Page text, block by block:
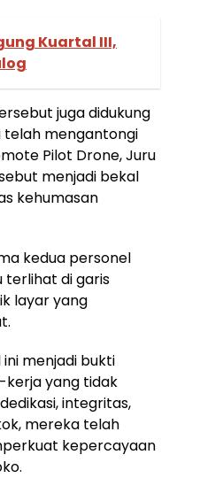
Kuartal III,
juga didukung
telah mengantongi
Pilot Drone, Juru
menjadi bekal
kehumasan
kedua personel
terlihat di garis
layar yang
menjadi bukti
kerja yang tidak
integritas,
mereka telah
kepercayaan